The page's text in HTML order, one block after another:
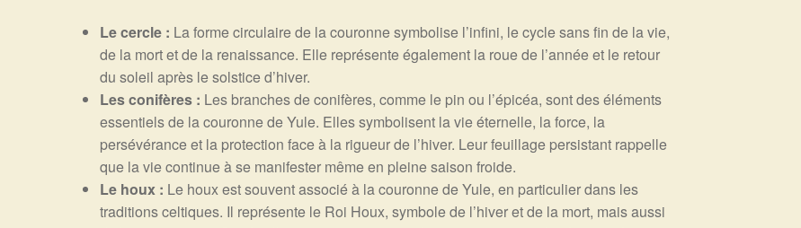
Le cercle : La forme circulaire de la couronne symbolise l’infini, le cycle sans fin de la vie,
de la mort et de la renaissance. Elle représente également la roue de l’année et le retour
du soleil après le solstice d’hiver.
Les conifères : Les branches de conifères, comme le pin ou l’épicéa, sont des éléments
essentiels de la couronne de Yule. Elles symbolisent la vie éternelle, la force, la
persévérance et la protection face à la rigueur de l’hiver. Leur feuillage persistant rappelle
que la vie continue à se manifester même en pleine saison froide.
Le houx : Le houx est souvent associé à la couronne de Yule, en particulier dans les
traditions celtiques. Il représente le Roi Houx, symbole de l’hiver et de la mort, mais aussi